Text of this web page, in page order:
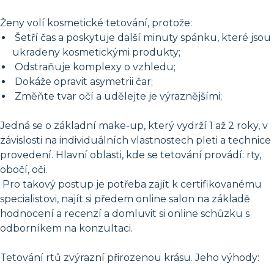
Ženy volí kosmetické tetování, protože:
Šetří čas a poskytuje další minuty spánku, které jsou
ukradeny kosmetickými produkty;
Odstraňuje komplexy o vzhledu;
Dokáže opravit asymetrii čar;
Změňte tvar očí a udělejte je výraznějšími;
Jedná se o základní make-up, který vydrží 1 až 2 roky, v
závislosti na individuálních vlastnostech pleti a technice
provedení. Hlavní oblasti, kde se tetování provádí: rty,
obočí, oči.
Pro takový postup je potřeba zajít k certifikovanému
specialistovi, najít si předem online salon na základě
hodnocení a recenzí a domluvit si online schůzku s
odborníkem na konzultaci.
Tetování rtů zvýrazní přirozenou krásu. Jeho výhody: